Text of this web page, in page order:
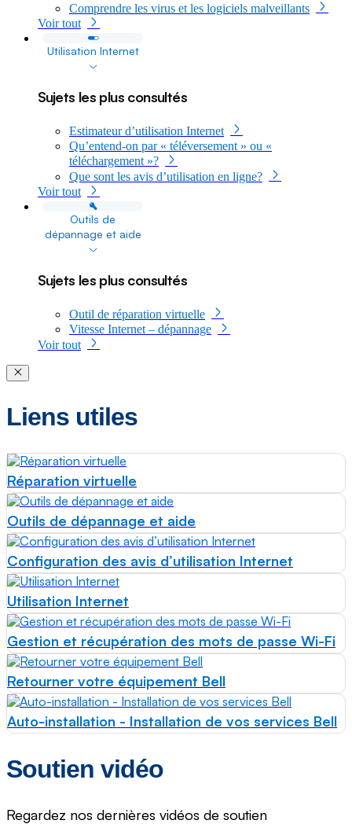
Comprendre les virus et les logiciels malveillants
Voir tout
Utilisation Internet
dropdown
Sujets les plus consultés
Estimateur d’utilisation Internet
Qu’entend-on par « téléversement » ou «
téléchargement »?
Que sont les avis d’utilisation en ligne?
Voir tout
Outils de
dépannage et aide
dropdown
Sujets les plus consultés
Outil de réparation virtuelle
Vitesse Internet – dépannage
Voir tout
Close modal
Liens utiles
Réparation virtuelle
Outils de dépannage et aide
Configuration des avis d’utilisation Internet
Utilisation Internet
Gestion et récupération des mots de passe Wi-Fi
Retourner votre équipement Bell
Auto-installation - Installation de vos services Bell
Soutien vidéo
Regardez nos dernières vidéos de soutien